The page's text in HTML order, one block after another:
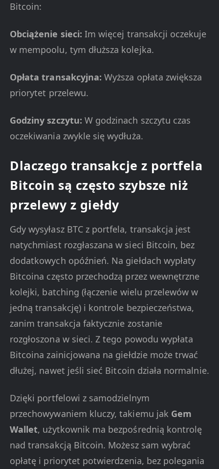
Bitcoin:
Obciążenie sieci: Im więcej transakcji oczekuje
w mempoolu, tym dłuższa kolejka.
Opłata transakcyjna: Wyższa opłata zwiększa
priorytet przelewu.
Godziny szczytu: W godzinach szczytu czas
oczekiwania zwykle się wydłuża.
Dlaczego transakcje z portfela
Bitcoin są często szybsze niż
przelewy z giełdy
Gdy wysyłasz BTC z portfela, transakcja jest
natychmiast rozgłaszana w sieci Bitcoin, bez
dodatkowych opóźnień. Na giełdach wypłaty
Bitcoina często przechodzą przez wewnętrzne
kolejki, batching (łączenie wielu przelewów w
jedną transakcję) i kontrole bezpieczeństwa,
zanim transakcja faktycznie zostanie
rozgłoszona w sieci. Z tego powodu wypłata
Bitcoina zainicjowana na giełdzie może trwać
dłużej, nawet jeśli sieć Bitcoin działa normalnie.
Dzięki portfelowi z samodzielnym
przechowywaniem kluczy, takiemu jak Gem
Wallet, użytkownik ma bezpośrednią kontrolę
nad transakcją Bitcoin. Możesz sam wybrać
opłatę i priorytet potwierdzenia, bez polegania